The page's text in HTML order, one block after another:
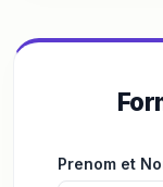
Prenom et